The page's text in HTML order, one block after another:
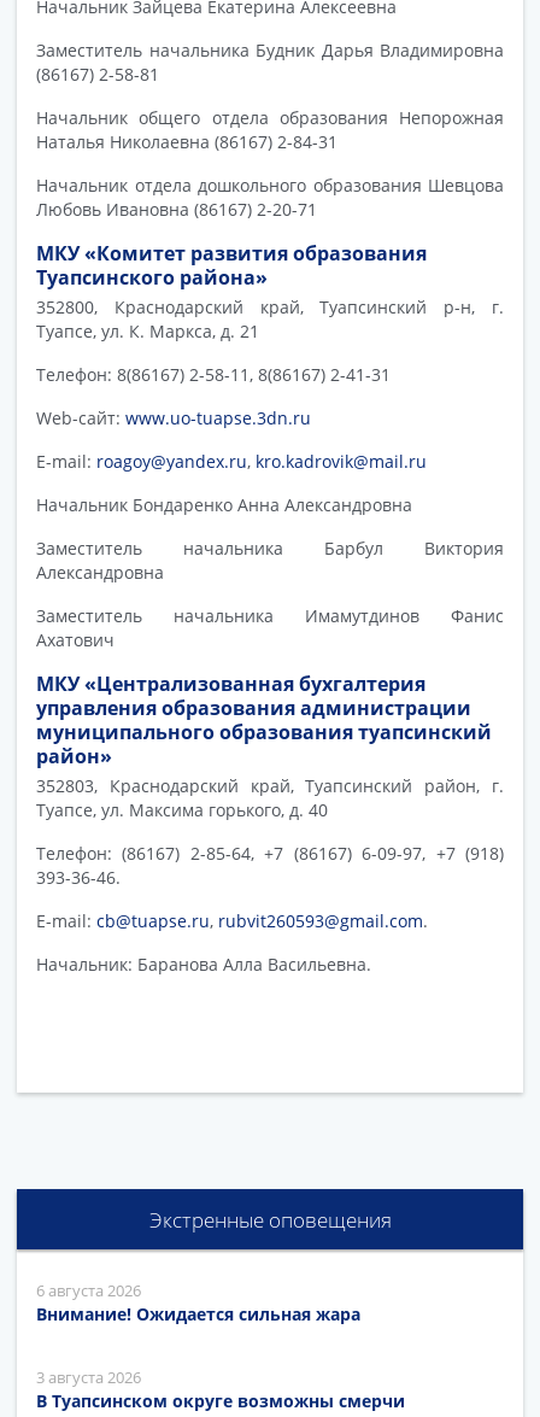
Начальник Зайцева Екатерина Алексеевна
Заместитель начальника Будник Дарья Владимировна
(86167) 2-58-81
Начальник общего отдела образования Непорожная
Наталья Николаевна (86167) 2-84-31
Начальник отдела дошкольного образования Шевцова
Любовь Ивановна (86167) 2-20-71
МКУ «Комитет развития образования
Туапсинского района»
352800, Краснодарский край, Туапсинский р-н, г.
Туапсе, ул. К. Маркса, д. 21
Телефон: 8(86167) 2-58-11, 8(86167) 2-41-31
Web-сайт: www.uo-tuapse.3dn.ru
E-mail: roagoy@yandex.ru, kro.kadrovik@mail.ru
Начальник Бондаренко Анна Александровна
Заместитель начальника Барбул Виктория
Александровна
Заместитель начальника Имамутдинов Фанис
Ахатович
МКУ «Централизованная бухгалтерия
управления образования администрации
муниципального образования туапсинский
район»
352803, Краснодарский край, Туапсинский район, г.
Туапсе, ул. Максима горького, д. 40
Телефон: (86167) 2-85-64, +7 (86167) 6-09-97, +7 (918)
393-36-46.
E-mail: cb@tuapse.ru, rubvit260593@gmail.com.
Начальник: Баранова Алла Васильевна.
Экстренные оповещения
6 августа 2026
Внимание! Ожидается сильная жара
3 августа 2026
В Туапсинском округе возможны смерчи